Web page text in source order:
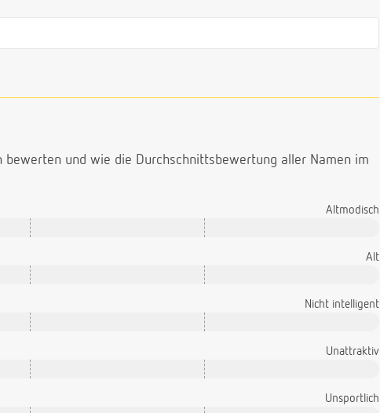
und wie die Durchschnittsbewertung aller Namen im
Altmodisch
Alt
Nicht intelligent
Unattraktiv
Unsportlich